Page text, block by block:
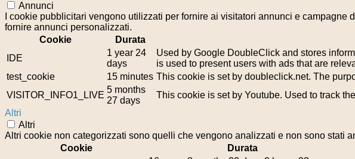
Annunci
I cookie pubblicitari vengono utilizzati per fornire ai visitatori annunci e
fornire annunci personalizzati.
Cookie
Durata
IDE
1 year 24
days
Used by Google DoubleClick and stores
is used to present users with ads that are
test_cookie
15 minutes This cookie is set by doubleclick.net. The
VISITOR_INFO1_LIVE
5 months
27 days
This cookie is set by Youtube. Used to track
Altri
Altri
Altri cookie non categorizzati sono quelli che vengono analizzati e non sono stati
Cookie
Durata